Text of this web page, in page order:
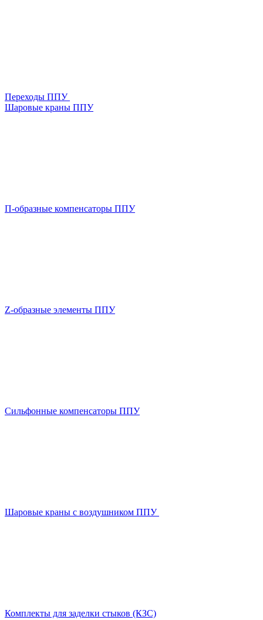
Переходы ППУ
Шаровые краны ППУ
П-образные компенсаторы ППУ
Z-образные элементы ППУ
Сильфонные компенсаторы ППУ
Шаровые краны с воздушником ППУ
Комплекты для заделки стыков (КЗС)